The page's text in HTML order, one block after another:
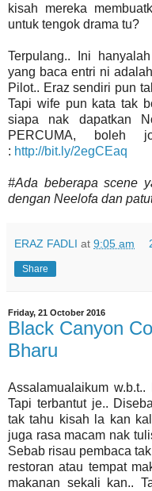
kisah mereka
untuk tengok drama tu?
Terpulang.. Ini
yang baca entri ni
Pilot.. Eraz sendiri pun
Tapi wife pun kata tak
siapa nak dapatkan
PERCUMA,
: http://bit.ly/2egCEaq
#Ada beberapa scene
dengan Neelofa dan
ERAZ FADLI at 9:05 am
Share
Friday, 21 October 2016
Black Canyon
Bharu
Assalamualaikum
Tapi terbantut je..
tak tahu kisah la kan
juga rasa macam nak
Sebab risau pembaca
restoran atau tempat
makanan sekali kan..